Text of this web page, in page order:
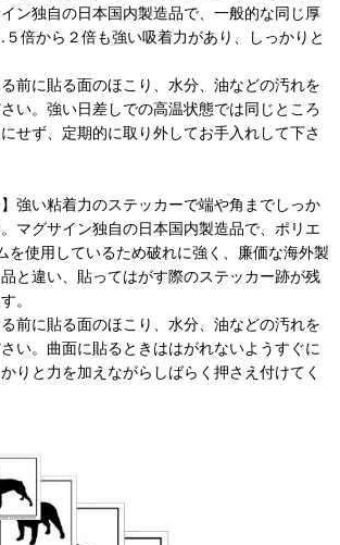
ン独自の日本国内製造品で、一般的な同じ厚
倍から２倍も強い吸着力があり、しっかりと
前に貼る面のほこり、水分、油などの汚れを
い。強い日差しでの高温状態では同じところ
せず、定期的に取り外してお手入れして下さ
】強い粘着力のステッカーで端や角までしっか
マグサイン独自の日本国内製造品で、ポリエ
を使用しているため破れに強く、廉価な海外製
と違い、貼ってはがす際のステッカー跡が残
。
前に貼る面のほこり、水分、油などの汚れを
い。曲面に貼るときははがれないようすぐに
りと力を加えながらしばらく押さえ付けてく